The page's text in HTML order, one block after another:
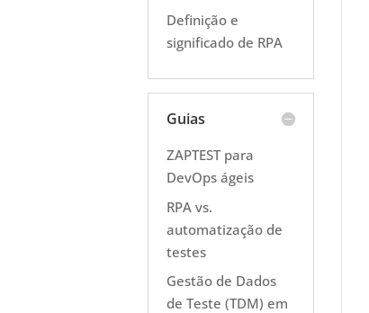
Definição e
significado de RPA
Guias
ZAPTEST para
DevOps ágeis
RPA vs.
automatização de
testes
Gestão de Dados
de Teste (TDM) em